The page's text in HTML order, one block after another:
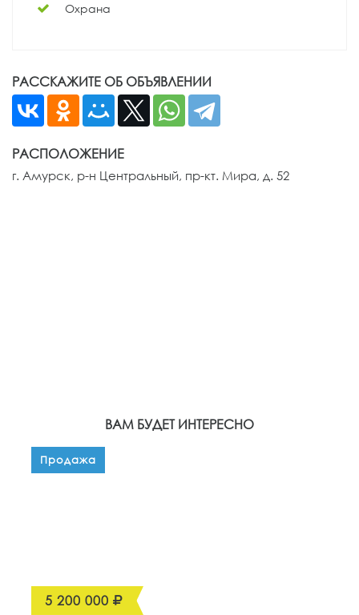
Охрана
РАССКАЖИТЕ ОБ ОБЪЯВЛЕНИИ
РАСПОЛОЖЕНИЕ
г. Амурск, р-н Центральный, пр-кт. Мира, д. 52
ВАМ БУДЕТ ИНТЕРЕСНО
Продажа
5 200 000